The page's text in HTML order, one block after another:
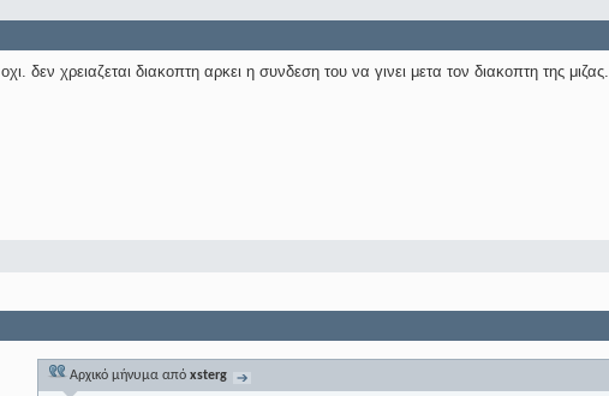
οχι. δεν χρειαζεται διακοπτη αρκει η συνδεση του να γινει μετα τον διακοπτη της μιζας.
Αρχικό μήνυμα απόxsterg